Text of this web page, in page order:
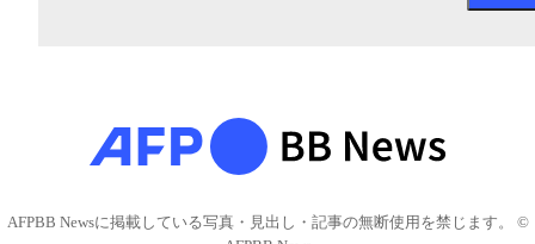
AFPBB Newsに掲載している写真・見出し・記事の無断使用を禁じます。 ©